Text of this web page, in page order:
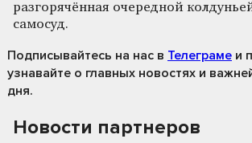
разгорячённая очередной
самосуд.
Подписывайтесь на нас в Телеграме и
узнавайте о главных новостях и
дня.
Новости партнеров